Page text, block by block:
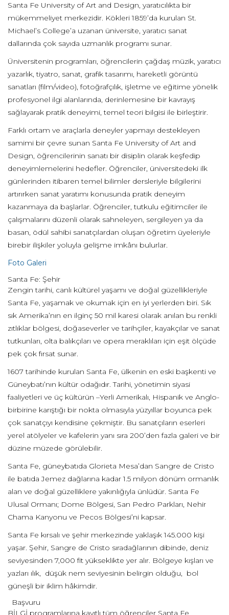
Santa Fe University of Art and Design, yaratıcılıkta bir
mükemmeliyet merkezidir. Kökleri 1859’da kurulan St.
Michael’s College’a uzanan üniversite, yaratıcı sanat
dallarında çok sayıda uzmanlık programı sunar.
Üniversitenin programları, öğrencilerin çağdaş müzik, yaratıcı
yazarlık, tiyatro, sanat, grafik tasarımı, hareketli görüntü
sanatları (film/video), fotoğrafçılık, işletme ve eğitime yönelik
profesyonel ilgi alanlarında, derinlemesine bir kavrayış
sağlayarak pratik deneyimi, temel teori bilgisi ile birleştirir.
Farklı ortam ve araçlarla deneyler yapmayı destekleyen
samimi bir çevre sunan Santa Fe University of Art and
Design, öğrencilerinin sanatı bir disiplin olarak keşfedip
deneyimlemelerini hedefler. Öğrenciler, üniversitedeki ilk
günlerinden itibaren temel bilimler dersleriyle bilgilerini
artırırken sanat yaratımı konusunda pratik deneyim
kazanmaya da başlarlar. Öğrenciler, tutkulu eğitimciler ile
çalışmalarını düzenli olarak sahneleyen, sergileyen ya da
basan, ödül sahibi sanatçılardan oluşan öğretim üyeleriyle
birebir ilişkiler yoluyla gelişme imkânı bulurlar.
Foto Galeri
Santa Fe: Şehir
Zengin tarihi, canlı kültürel yaşamı ve doğal güzellikleriyle
Santa Fe, yaşamak ve okumak için en iyi yerlerden biri. Sık
sık Amerika’nın en ilginç 50 mil karesi olarak anılan bu renkli
zıtlıklar bölgesi, doğaseverler ve tarihçiler, kayakçılar ve sanat
tutkunları, olta balıkçıları ve opera meraklıları için eşit ölçüde
pek çok fırsat sunar.
1607 tarihinde kurulan Santa Fe, ülkenin en eski başkenti ve
Güneybatı’nın kültür odağıdır. Tarihi, yönetimin siyasi
faaliyetleri ve üç kültürün –Yerli Amerikalı, Hispanik ve Anglo-
birbirine karıştığı bir nokta olmasıyla yüzyıllar boyunca pek
çok sanatçıyı kendisine çekmiştir. Bu sanatçıların eserleri
yerel atölyeler ve kafelerin yanı sıra 200’den fazla galeri ve bir
düzine müzede görülebilir.
Santa Fe, güneybatıda Glorieta Mesa’dan Sangre de Cristo
ile batıda Jemez dağlarına kadar 1.5 milyon dönüm ormanlık
alan ve doğal güzelliklere yakınlığıyla ünlüdür. Santa Fe
Ulusal Ormanı; Dome Bölgesi, San Pedro Parkları, Nehir
Chama Kanyonu ve Pecos Bölgesi’ni kapsar.
Santa Fe kırsalı ve şehir merkezinde yaklaşık 145.000 kişi
yaşar. Şehir, Sangre de Cristo sıradağlarının dibinde, deniz
seviyesinden 7,000 fit yükseklikte yer alır. Bölgeye kışları ve
yazları ılık, düşük nem seviyesinin belirgin olduğu, bol
güneşli bir iklim hâkimdir.
Başvuru
BİLGİ programlarına kayıtlı tüm öğrenciler Santa Fe